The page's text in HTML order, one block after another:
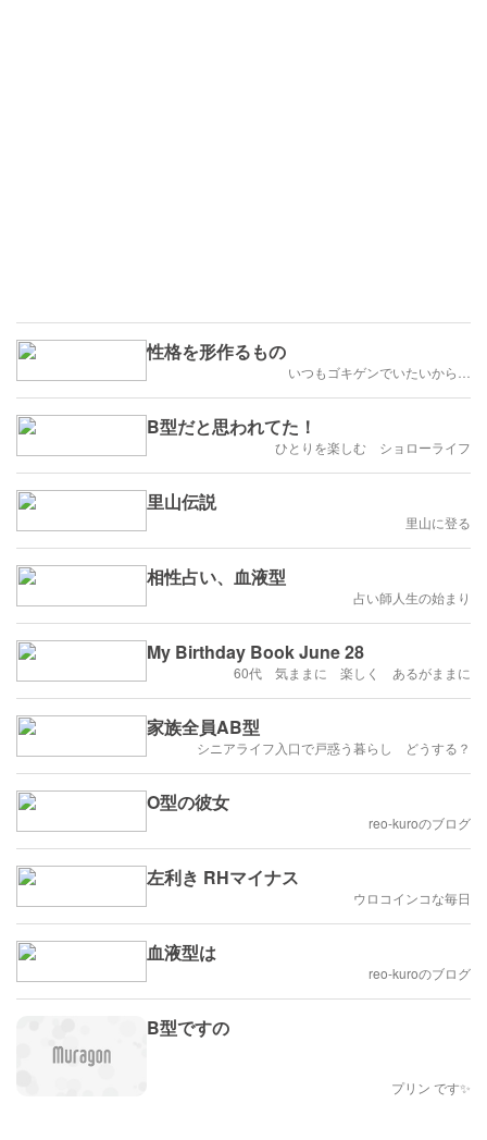
性格を形作るもの
いつもゴキゲンでいたいから…
B型だと思われてた！
ひとりを楽しむ ショローライフ
里山伝説
里山に登る
相性占い、血液型
占い師人生の始まり
My Birthday Book June 28
60代 気ままに 楽しく あるがままに
家族全員AB型
シニアライフ入口で戸惑う暮らし どうする？
O型の彼女
reo-kuroのブログ
左利き RHマイナス
ウロコインコな毎日
血液型は
reo-kuroのブログ
B型ですの
プリン です✨